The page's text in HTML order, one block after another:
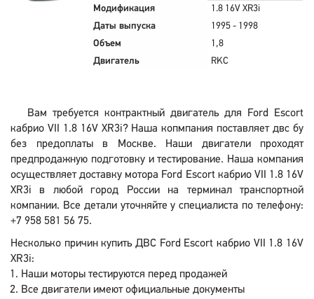
Модификация
1.8 16V XR3i
Даты выпуска
1995 - 1998
Объем
1,8
Двигатель
RKC
Вам требуется контрактный двигатель для Ford Escort
кабрио VII 1.8 16V XR3i? Наша копмпания поставляет двс бу
без предоплаты в Москве. Наши двигатели проходят
предпродажную подготовку и тестирование. Наша компания
осуществляет доставку мотора Ford Escort кабрио VII 1.8 16V
XR3i в любой город России на терминал транспортной
компании. Все детали уточняйте у специалиста по телефону:
+7 958 581 56 75.
Несколько причин купить ДВС Ford Escort кабрио VII 1.8 16V
XR3i:
Наши моторы тестируются перед продажей
Все двигатели имеют официальные документы